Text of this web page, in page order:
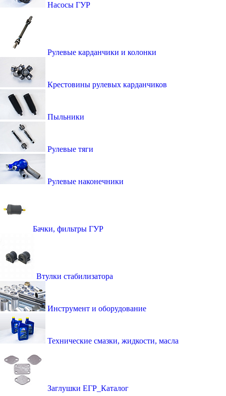
Насосы ГУР
Рулевые карданчики и колонки
Крестовины рулевых карданчиков
Пыльники
Рулевые тяги
Рулевые наконечники
Бачки, фильтры ГУР
Втулки стабилизатора
Инструмент и оборудование
Технические смазки, жидкости, масла
Заглушки ЕГР_Каталог